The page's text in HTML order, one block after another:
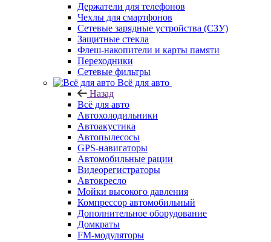
Держатели для телефонов
Чехлы для смартфонов
Сетевые зарядные устройства (СЗУ)
Защитные стекла
Флеш-накопители и карты памяти
Переходники
Сетевые фильтры
Всё для авто
Назад
Всё для авто
Автохолодильники
Автоакустика
Автопылесосы
GPS-навигаторы
Автомобильные рации
Видеорегистраторы
Автокресло
Мойки высокого давления
Компрессор автомобильный
Дополнительное оборудование
Домкраты
FM-модуляторы